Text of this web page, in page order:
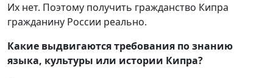
Их нет. Поэтому получить гражданство Кипра
гражданину России реально.
Какие выдвигаются требования по знанию
языка, культуры или истории Кипра?